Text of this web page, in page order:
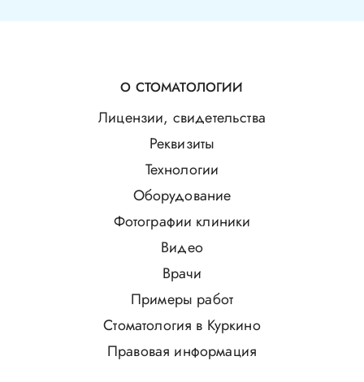
О СТОМАТОЛОГИИ
Лицензии, свидетельства
Реквизиты
Технологии
Оборудование
Фотографии клиники
Видео
Врачи
Примеры работ
Стоматология в Куркино
Правовая информация